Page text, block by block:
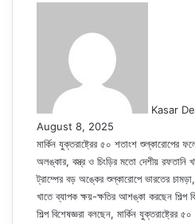
Kasar
August 8, 2025
মার্কিন যুক্তরাষ্ট্রের ৫০ শতাংশ শুল্কারোপের
অলঙ্কার, বস্ত্র ও চিংড়ির মতো দেশীয় রফতানি
ট্রাম্পের বড় অঙ্কের শুল্কারোপে ভারতের
খাতে ব্যাপক ক্ষয়-ক্ষতির আশঙ্কা করছেন শিল্প
শিল্প বিশেষজ্ঞরা বলছেন, মার্কিন যুক্তরাষ্ট্রের